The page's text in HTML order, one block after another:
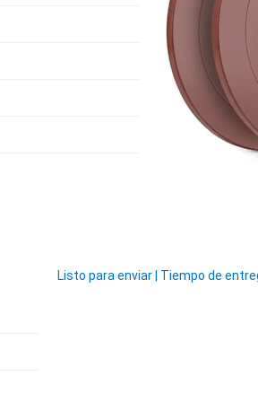
Listo para enviar Tiempo de